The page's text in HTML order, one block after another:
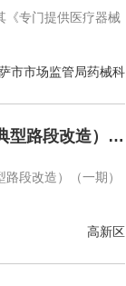
《专门提供医疗器械
市市场监管局药械科
热玛岗街道办事处关于遴选拉萨高新区城市街道空间品质一体化提升改造项目（典型路段改造）（一期）EPC工程总承包、监理招标代理机构的中标结果公示
段改造）（一期）
高新区